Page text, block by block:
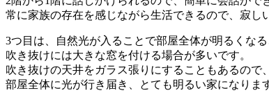
常に家族の存在を感じながら生活できるので、寂し
3つ目は、自然光が入ることで部屋全体が明るくなる
吹き抜けには大きな窓を付ける場合が多いです。
吹き抜けの天井をガラス張りにすることもあるので
部屋全体に光が行き届き、とても明るい家になりま